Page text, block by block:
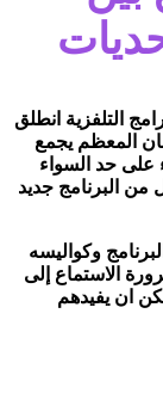
التلفزية انطلق
المعظم يجمع
على حد السواء
من البرنامج جديد
وكواليسه
الاستماع إلى
ان يفيدهم